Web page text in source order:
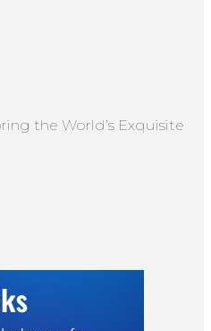
the World’s Exquisite